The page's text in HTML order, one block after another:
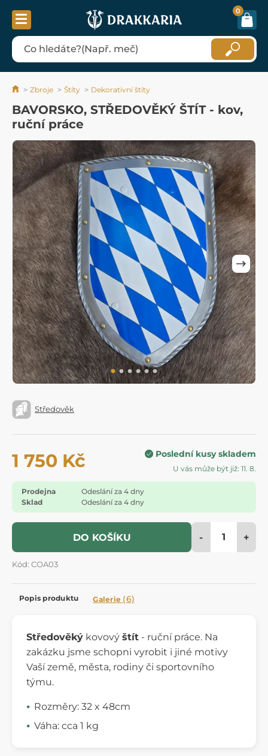
0
Zbroje Štíty Dekorativní štíty
BAVORSKO, STŘEDOVĚKÝ ŠTÍT - kov,
ruční práce
Středověk
1 750 Kč Poslední kusy skladem
U vás může být již: 11. 8.
Prodejna
Odeslání za 4 dny
Sklad
Odeslání za 4 dny
DO KOŠÍKU - +
Kód: COA03
Popis produktu Galerie (6)
Středověký kovový štít - ruční práce. Na
zakázku jsme schopni vyrobit i jiné motivy
Vaší země, města, rodiny či sportovního
týmu.
Rozměry: 32 x 48cm
Váha: cca 1 kg